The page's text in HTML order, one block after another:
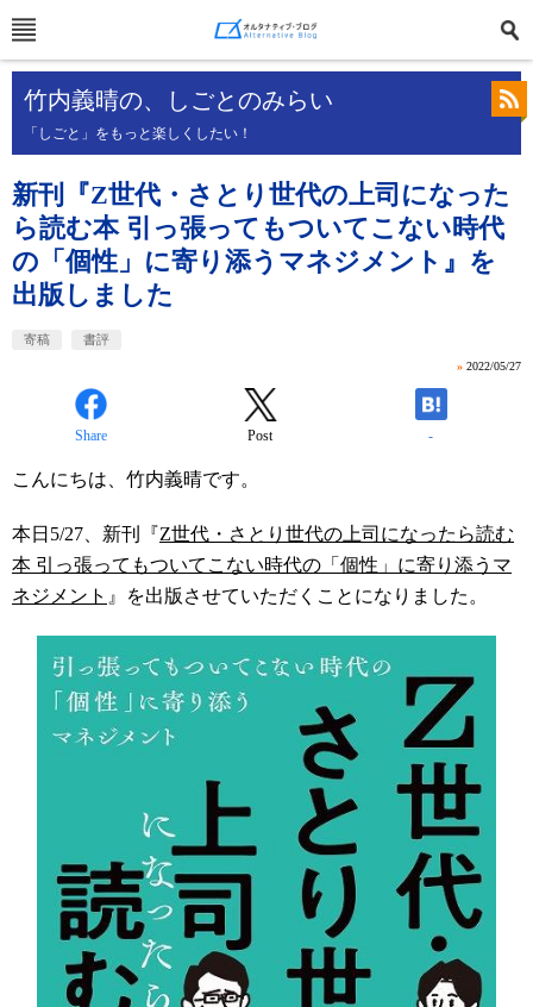
竹内義晴の、しごとのみらい
「しごと」をもっと楽しくしたい！
新刊『Z世代・さとり世代の上司になった
ら読む本 引っ張ってもついてこない時代
の「個性」に寄り添うマネジメント』を
出版しました
寄稿 書評
» 2022/05/27
Share Post -
こんにちは、竹内義晴です。
本日5/27、新刊『Z世代・さとり世代の上司になったら読む
本 引っ張ってもついてこない時代の「個性」に寄り添うマ
ネジメント 』を出版させていただくことになりました。